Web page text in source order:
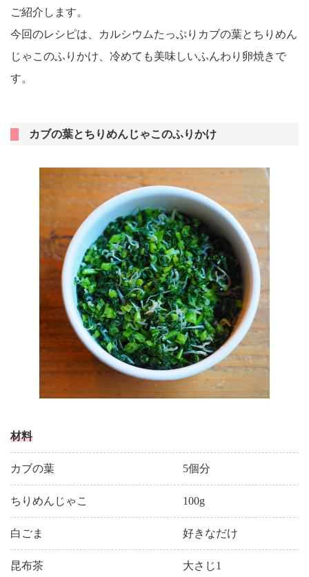
ご紹介します。
今回のレシピは、カルシウムたっぷりカブの葉とちりめん
じゃこのふりかけ、冷めても美味しいふんわり卵焼きで
す。
カブの葉とちりめんじゃこのふりかけ
材料
カブの葉 5個分
ちりめんじゃこ 100g
白ごま 好きなだけ
昆布茶 大さじ1